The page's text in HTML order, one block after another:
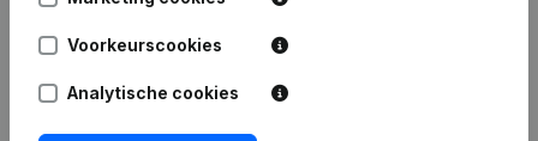
Overige Wijzigingen, …) - Wijziging
Zetel - Ontslagnemingen,
Benoemingen
Voorkeurscookies
Analytische cookies